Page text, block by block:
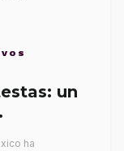
un
ha